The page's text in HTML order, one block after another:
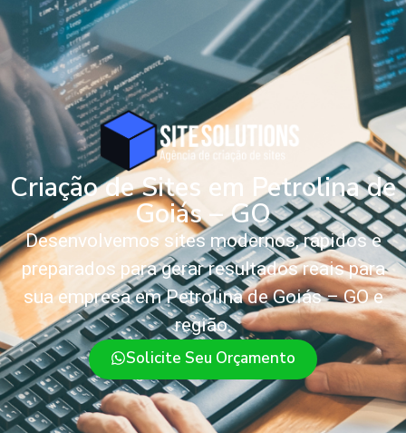
Criação de Sites em Petrolina de
Goiás – GO
Desenvolvemos sites modernos, rápidos e
preparados para gerar resultados reais para
sua empresa em Petrolina de Goiás – GO e
região.
Solicite Seu Orçamento